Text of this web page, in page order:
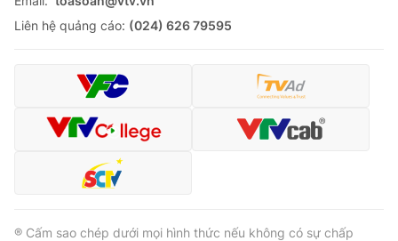
Liên hệ quảng cáo: (024) 626 79595
® Cấm sao chép dưới mọi hình thức nếu không có sự chấp